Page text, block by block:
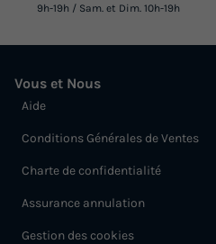
9h-19h / Sam. et Dim. 10h-19h
Vous et Nous
Aide
Conditions Générales de Ventes
Charte de confidentialité
Assurance annulation
Gestion des cookies